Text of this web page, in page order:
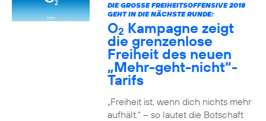
DIE GROSSE FREIHEITSOFFENSIVE 2018 G
EHT IN DIE NÄCHSTE RUNDE:
O2 Kampagne zeigt
die grenzenlose
Freiheit des neuen
„Mehr-geht-nicht“-
Tarifs
„Freiheit ist, wenn dich nichts mehr
aufhält.“ – so lautet die Botschaft